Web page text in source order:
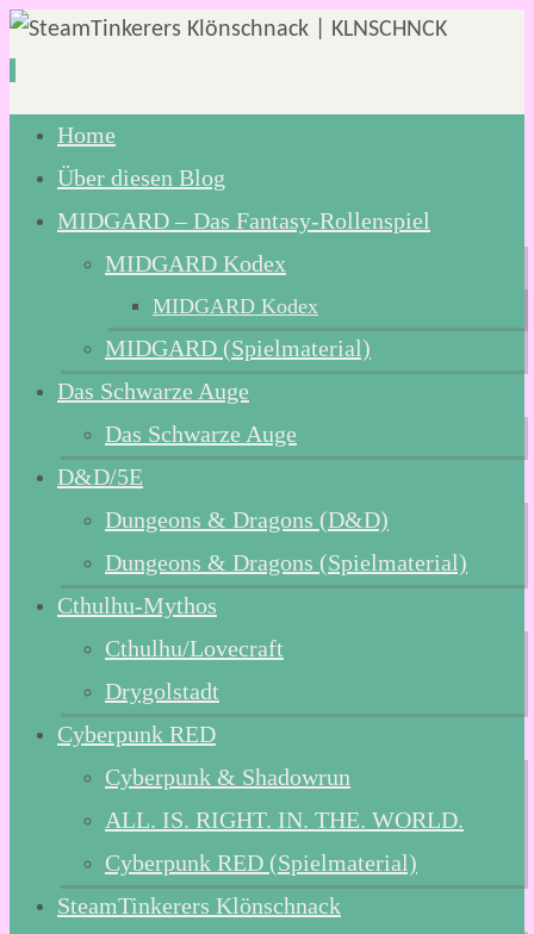
Zum
Inhalt
springen
Home
Über diesen Blog
MIDGARD – Das Fantasy-Rollenspiel
MIDGARD Kodex
MIDGARD Kodex
MIDGARD (Spielmaterial)
Das Schwarze Auge
Das Schwarze Auge
D&D/5E
Dungeons & Dragons (D&D)
Dungeons & Dragons (Spielmaterial)
Cthulhu-Mythos
Cthulhu/Lovecraft
Drygolstadt
Cyberpunk RED
Cyberpunk & Shadowrun
ALL. IS. RIGHT. IN. THE. WORLD.
Cyberpunk RED (Spielmaterial)
SteamTinkerers Klönschnack